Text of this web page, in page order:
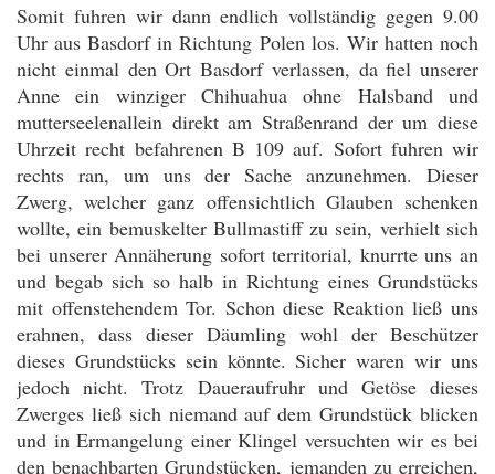
Somit fuhren wir dann endlich vollständig gegen 9.00
Uhr aus Basdorf in Richtung Polen los. Wir hatten noch
nicht einmal den Ort Basdorf verlassen, da fiel unserer
Anne ein winziger Chihuahua ohne Halsband und
mutterseelenallein direkt am Straßenrand der um diese
Uhrzeit recht befahrenen B 109 auf. Sofort fuhren wir
rechts ran, um uns der Sache anzunehmen. Dieser
Zwerg, welcher ganz offensichtlich Glauben schenken
wollte, ein bemuskelter Bullmastiff zu sein, verhielt sich
bei unserer Annäherung sofort territorial, knurrte uns an
und begab sich so halb in Richtung eines Grundstücks
mit offenstehendem Tor. Schon diese Reaktion ließ uns
erahnen, dass dieser Däumling wohl der Beschützer
dieses Grundstücks sein könnte. Sicher waren wir uns
jedoch nicht. Trotz Daueraufruhr und Getöse dieses
Zwerges ließ sich niemand auf dem Grundstück blicken
und in Ermangelung einer Klingel versuchten wir es bei
den benachbarten Grundstücken, jemanden zu erreichen,